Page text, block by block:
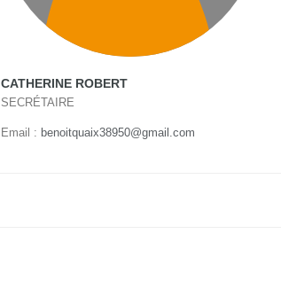
CATHERINE ROBERT
SECRÉTAIRE
Email : benoitquaix38950@gmail.com